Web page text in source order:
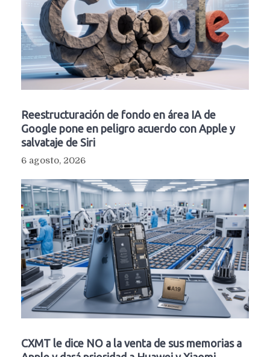
Reestructuración de fondo en área IA de
Google pone en peligro acuerdo con Apple y
salvataje de Siri
6 agosto, 2026
CXMT le dice NO a la venta de sus memorias a